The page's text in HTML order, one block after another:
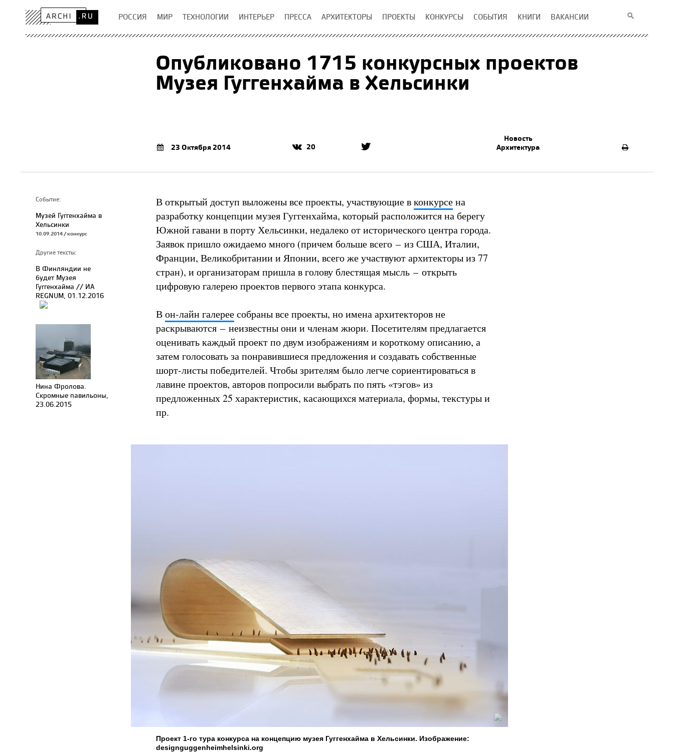
РОССИЯ МИР ТЕХНОЛОГИИ ИНТЕРЬЕР ПРЕССА АРХИТЕКТОРЫ ПРОЕКТЫ КОНКУРСЫ СОБЫТИЯ КНИГИ ВАКАНСИИ
Опубликовано 1715 конкурсных проектов
Музея Гуггенхайма в Хельсинки
23 Октября 2014 20
Новость
Архитектура
Событие:
Музей Гуггенхайма в
Хельсинки
10.09.2014 / конкурс
Другие тексты:
В Финляндии не
будет Музея
Гуггенхайма // ИА
REGNUM, 01.12.2016
Нина Фролова.
Скромные павильоны,
23.06.2015
В открытый доступ выложены все проекты, участвующие вконкурсена
разработку концепции музея Гуггенхайма, который расположится на берегу
Южной гавани в порту Хельсинки, недалеко от исторического центра города.
Заявок пришло ожидаемо много (причем больше всего – из США, Италии,
Франции, Великобритании и Японии, всего же участвуют архитекторы из 77
стран), и организаторам пришла в голову блестящая мысль – открыть
цифровую галерею проектов первого этапа конкурса.
Вон-лайн галереесобраны все проекты, но имена архитекторов не
раскрываются – неизвестны они и членам жюри. Посетителям предлагается
оценивать каждый проект по двум изображениям и короткому описанию, а
затем голосовать за понравившиеся предложения и создавать собственные
шорт-листы победителей. Чтобы зрителям было легче сориентироваться в
лавине проектов, авторов попросили выбрать по пять «тэгов» из
предложенных 25 характеристик, касающихся материала, формы, текстуры и
пр.
Проект 1-го тура конкурса на концепцию музея Гуггенхайма в Хельсинки. Изображение:
designguggenheimhelsinki.org